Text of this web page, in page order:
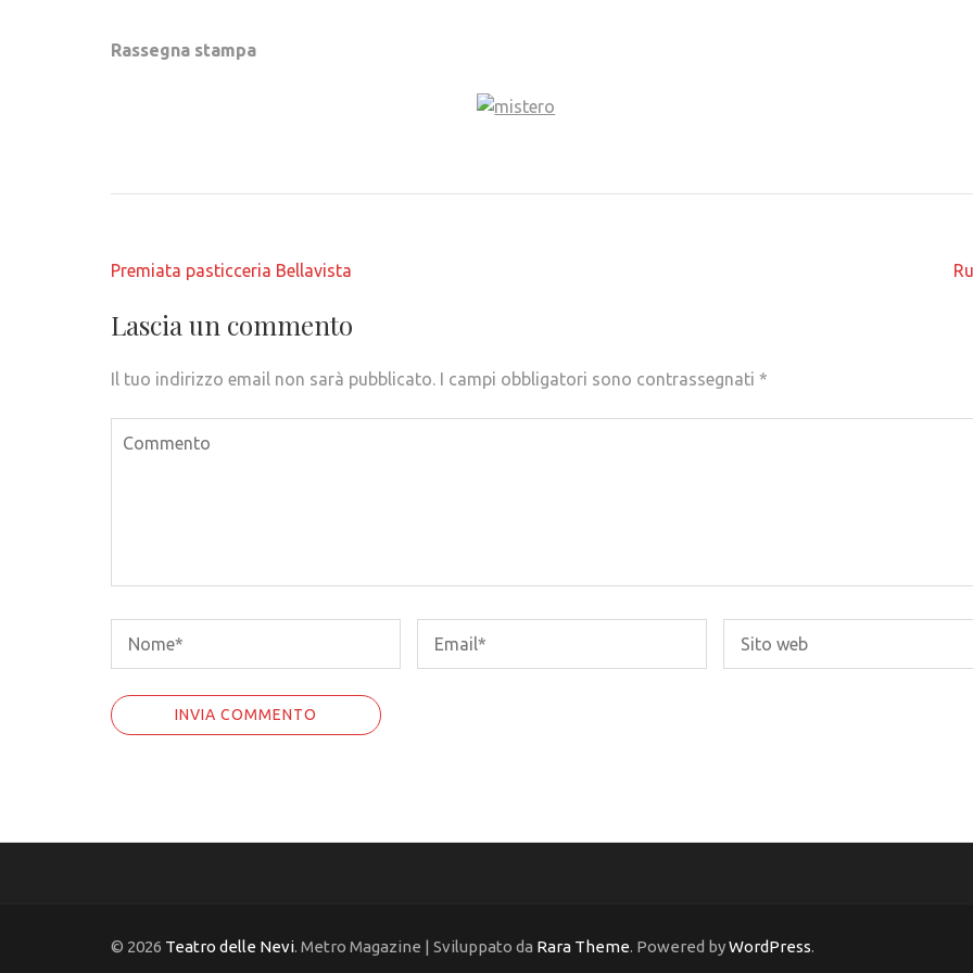
Rassegna stampa
Navigazione
Premiata pasticceria Bellavista
Lascia un commento
Il tuo indirizzo email non sarà pubblicato. I campi obbligatori sono contrassegnati *
© 2026 Teatro delle Nevi. Metro Magazine | Sviluppato da Rara Theme. Powered byWordPress.